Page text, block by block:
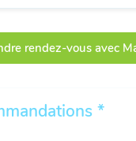
rendez-vous avec
*